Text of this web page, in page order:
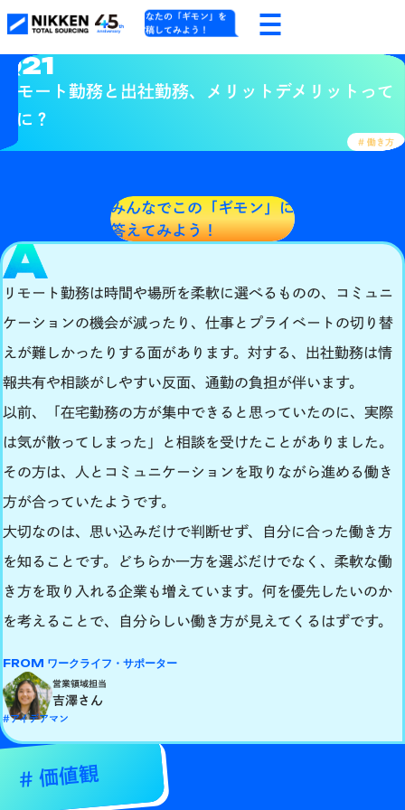
あなたの「ギモン」を
投稿してみよう！
# 価値観
Q21
リモート勤務と出社勤務、メリットデメリットって
なに？
# 働き方
みんなでこの「ギモン」に
答えてみよう！
リモート勤務は時間や場所を柔軟に選べるものの、コミュニ
ケーションの機会が減ったり、仕事とプライベートの切り替
えが難しかったりする面があります。対する、出社勤務は情
報共有や相談がしやすい反面、通勤の負担が伴います。
以前、「在宅勤務の方が集中できると思っていたのに、実際
は気が散ってしまった」と相談を受けたことがありました。
その方は、人とコミュニケーションを取りながら進める働き
方が合っていたようです。
大切なのは、思い込みだけで判断せず、自分に合った働き方
を知ることです。どちらか一方を選ぶだけでなく、柔軟な働
き方を取り入れる企業も増えています。何を優先したいのか
を考えることで、自分らしい働き方が見えてくるはずです。
FROM ワークライフ・サポーター
吉澤さん
営業領域担当
#アイデアマン